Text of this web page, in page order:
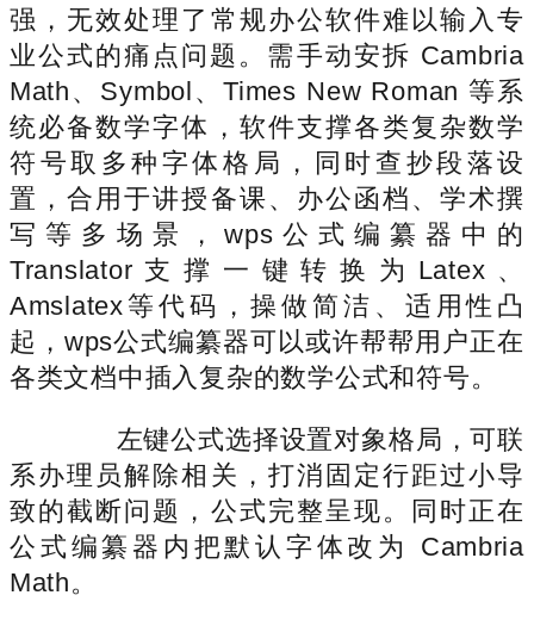
强，无效处理了常规办公软件难以输入专
业公式的痛点问题。需手动安拆 Cambria
Math、Symbol、Times New Roman 等系
统必备数学字体，软件支撑各类复杂数学
符号取多种字体格局，同时查抄段落设
置，合用于讲授备课、办公函档、学术撰
写等多场景，wps公式编纂器中的
Translator支撑一键转换为Latex、
Amslatex等代码，操做简洁、适用性凸
起，wps公式编纂器可以或许帮帮用户正在
各类文档中插入复杂的数学公式和符号。
左键公式选择设置对象格局，可联
系办理员解除相关，打消固定行距过小导
致的截断问题，公式完整呈现。同时正在
公式编纂器内把默认字体改为 Cambria
Math。